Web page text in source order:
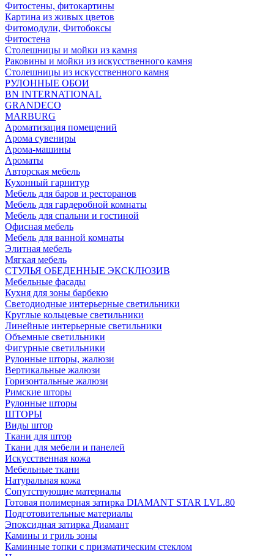
Фитостены, фитокартины
Картина из живых цветов
Фитомодули, Фитобоксы
Фитостена
Столешницы и мойки из камня
Раковины и мойки из искусственного камня
Столешницы из искусственного камня
РУЛОННЫЕ ОБОИ
BN INTERNATIONAL
GRANDECO
MARBURG
Ароматизация помещений
Арома сувениры
Арома-машины
Ароматы
Авторская мебель
Кухонный гарнитур
Мебель для баров и ресторанов
Мебель для гардеробной комнаты
Мебель для спальни и гостиной
Офисная мебель
Мебель для ванной комнаты
Элитная мебель
Мягкая мебель
СТУЛЬЯ ОБЕДЕННЫЕ ЭКСКЛЮЗИВ
Мебельные фасады
Кухня для зоны барбекю
Светодиодные интерьерные светильники
Круглые кольцевые светильники
Линейные интерьерные светильники
Объемные светильники
Фигурные светильники
Рулонные шторы, жалюзи
Вертикальные жалюзи
Горизонтальные жалюзи
Римские шторы
Рулонные шторы
ШТОРЫ
Виды штор
Ткани для штор
Ткани для мебели и панелей
Искусственная кожа
Мебельные ткани
Натуральная кожа
Сопутствующие материалы
Готовая полимерная затирка DIAMANT STAR LVL.80
Подготовительные материалы
Эпоксидная затирка Диамант
Камины и гриль зоны
Каминные топки с призматическим стеклом